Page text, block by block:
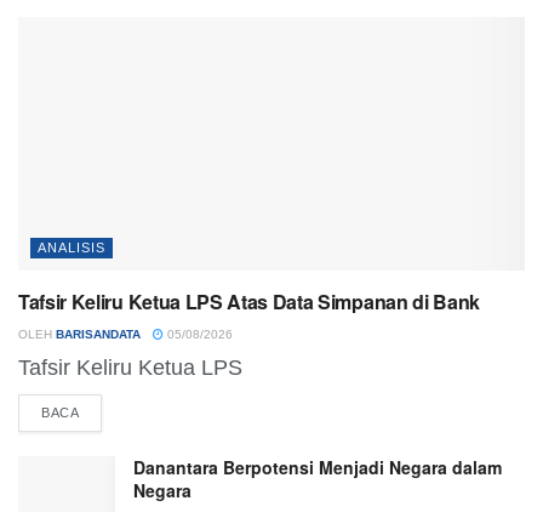
ANALISIS
Tafsir Keliru Ketua LPS Atas Data Simpanan di Bank
OLEH BARISANDATA 05/08/2026
Tafsir Keliru Ketua LPS
BACADETAILS
Danantara Berpotensi Menjadi Negara dalam
Negara